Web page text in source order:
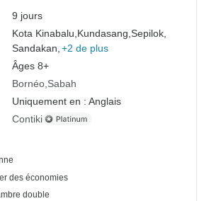
9 jours
Kota Kinabalu, Kundasang,Sepilok,
Sandakan, +2 de plus
Âges 8+
Bornéo Sabah
Uniquement en : Anglais
Contiki
des économies
double